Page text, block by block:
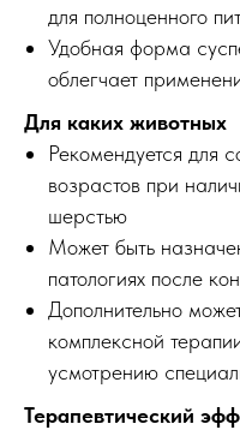
для полноценного
Удобная форма
облегчает
Для каких животных
Рекомендуется для
возрастов при
шерстью
Может быть
патологиях после
Дополнительно
комплексной
усмотрению
Терапевтический